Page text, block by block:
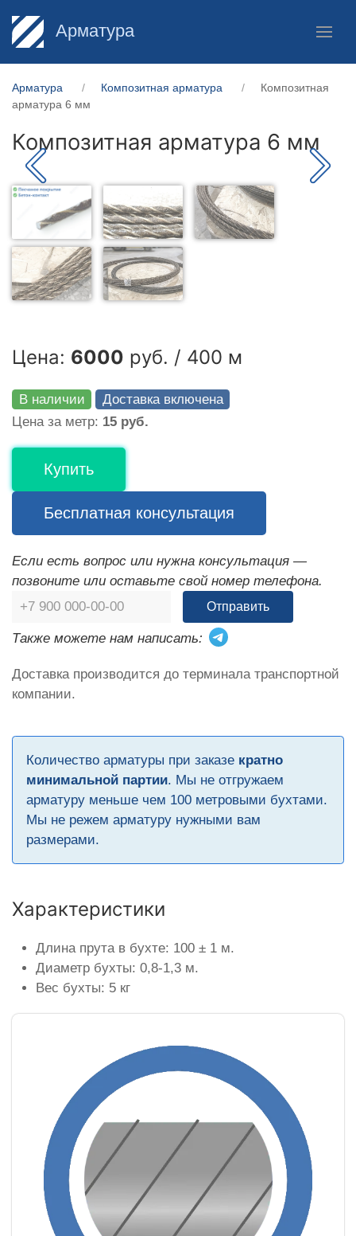
Арматура
Арматура Композитная арматура
Композитная
арматура 6 мм
Композитная арматура 6 мм
Цена: 6000 руб. / 400 м
В наличии
Доставка включена
Цена за метр: 15 руб.
Купить
Бесплатная консультация
Если есть вопрос или нужна консультация —
позвоните или оставьте свой номер телефона.
Отправить
Также можете нам написать:
Доставка производится до терминала транспортной
компании.
Количество арматуры при заказе кратно
минимальной партии. Мы не отгружаем
арматуру меньше чем 100 метровыми бухтами.
Мы не режем арматуру нужными вам
размерами.
Характеристики
Длина прута в бухте: 100 ± 1 м.
Диаметр бухты: 0,8-1,3 м.
Вес бухты: 5 кг